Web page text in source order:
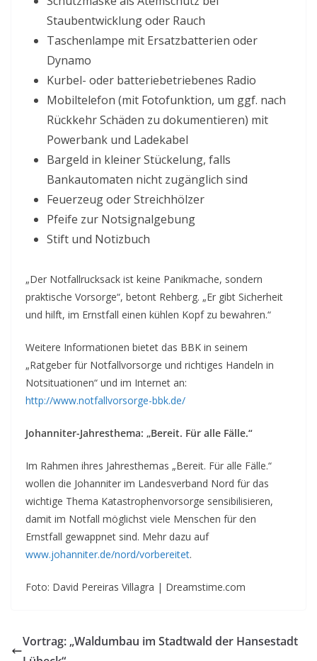
Staubentwicklung oder Rauch
Taschenlampe mit Ersatzbatterien oder
Dynamo
Kurbel- oder batteriebetriebenes Radio
Mobiltelefon (mit Fotofunktion, um ggf. nach
Rückkehr Schäden zu dokumentieren) mit
Powerbank und Ladekabel
Bargeld in kleiner Stückelung, falls
Bankautomaten nicht zugänglich sind
Feuerzeug oder Streichhölzer
Pfeife zur Notsignalgebung
Stift und Notizbuch
„Der Notfallrucksack ist keine Panikmache, sondern
praktische Vorsorge“, betont Rehberg. „Er gibt Sicherheit
und hilft, im Ernstfall einen kühlen Kopf zu bewahren.“
Weitere Informationen bietet das BBK in seinem
„Ratgeber für Notfallvorsorge und richtiges Handeln in
Notsituationen“ und im Internet an:
http://www.notfallvorsorge-bbk.de/
Johanniter-Jahresthema: „Bereit. Für alle Fälle.“
Im Rahmen ihres Jahresthemas „Bereit. Für alle Fälle.“
wollen die Johanniter im Landesverband Nord für das
wichtige Thema Katastrophenvorsorge sensibilisieren,
damit im Notfall möglichst viele Menschen für den
Ernstfall gewappnet sind. Mehr dazu auf
www.johanniter.de/nord/vorbereitet.
Foto: David Pereiras Villagra | Dreamstime.com
Vortrag: „Waldumbau im Stadtwald der Hansestadt